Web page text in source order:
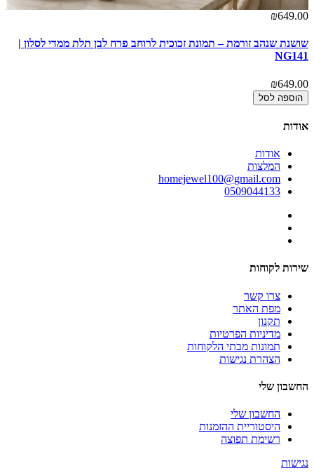
₪649.00
שושנת שנהב זורמת – תמונת זכוכית לרוחב פרח לבן תלת ממדי לסלון |
NG141
₪649.00
הוספה לסל
אודות
אודות
המלצות
homejewel100@gmail.com
0509044133
שירות לקוחות
צרו קשר
מפת האתר
תקנון
מדיניות הפרטיות
תמונות מבתי הלקוחות
הצהרת נגישות
החשבון שלי
החשבון שלי
היסטוריית ההזמנות
רשימת תפוצה
נגישות